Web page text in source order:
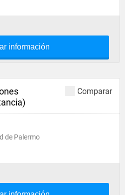
información
Comparar
de Palermo